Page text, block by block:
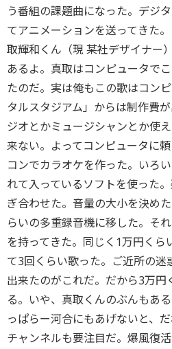
う番組の課題曲になった。デジ
てアニメーションを送ってきた
取輝和くん（現 某社デザイナー
あるよ。真取はコンピュータで
たのだ。実は俺もこの歌はコン
タルスタジアム」からは制作費
ジオとかミュージシャンとか使
来ない。よってコンピュータに
コンでカラオケを作った。いろ
れて入っているソフトを使った
ぎ合わせた。音量の大小を決め
らいの多重録音機に移した。そ
を持ってきた。同じく1万円くら
て3回くらい歌った。ご近所の迷
出来たのがこれだ。だから3万
る。いや、真取くんのぶんもあ
っぱらー河合にもあげないと、
チャンネルも要注目だ。爆風復